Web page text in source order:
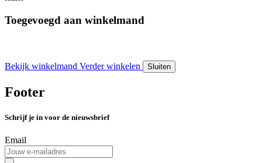
Toegevoegd aan winkelmand
Bekijk winkelmand Verder winkelen Sluiten
Footer
Schrijf je in voor de nieuwsbrief
Email